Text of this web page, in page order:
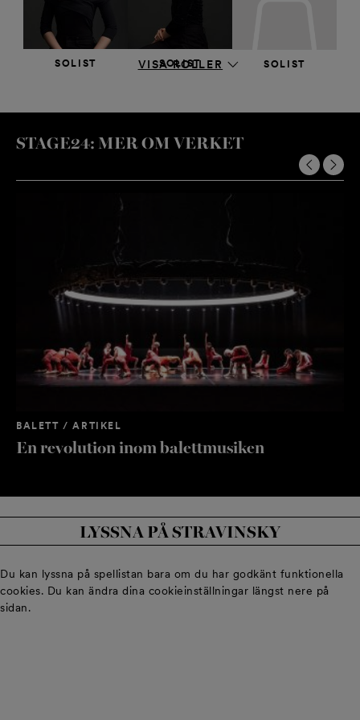
Hye Ji Kang Frans Valkama
Sergei Popov
VISA ROLLER
SOLIST SOLIST SOLIST
Giulio Diligente
STAGE24: MER OM VERKET
BALETT / ARTIKEL
En revolution inom balettmusiken
LYSSNA PÅ STRAVINSKY
Du kan lyssna på spellistan bara om du har godkänt funktionella
cookies. Du kan ändra dina cookieinställningar längst nere på
sidan.